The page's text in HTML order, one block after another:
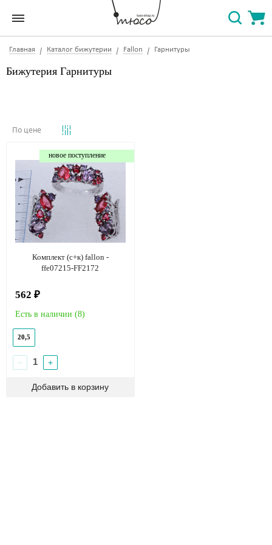
Главная Каталог бижутерии Fallon Гарнитуры
Бижутерия Гарнитуры
По цене
новое поступление
Комплект (с+к) fallon -
ffe07215-FF2172
562 ₽
Есть в наличии (8)
20,5
− +